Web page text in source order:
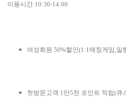
이용시간:10:30-14:00
여성회원 50%할인(1:1매칭게임,일
첫방문고객 1만5천 포인트 적립(